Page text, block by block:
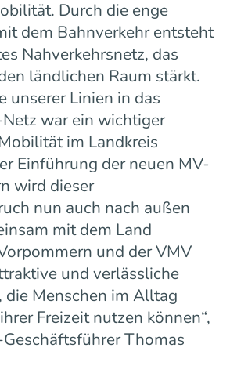
Durch die enge
dem Bahnverkehr entsteht
Nahverkehrsnetz, das
ländlichen Raum stärkt.
unserer Linien in das
war ein wichtiger
im Landkreis
Einführung der neuen MV-
wird dieser
nun auch nach außen
mit dem Land
und der VMV
und verlässliche
die Menschen im Alltag
Freizeit nutzen können“,
Thomas